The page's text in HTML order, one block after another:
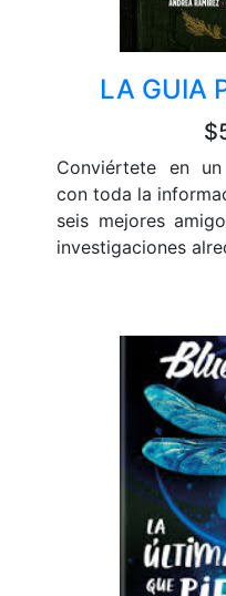
LA GUIA
Conviértete en
con toda la
seis mejores
investigaciones